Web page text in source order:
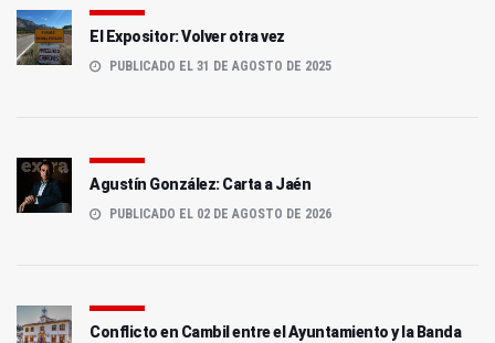
El Expositor: Volver otra vez
PUBLICADO EL 31 DE AGOSTO DE 2025
Agustín González: Carta a Jaén
PUBLICADO EL 02 DE AGOSTO DE 2026
Conflicto en Cambil entre el Ayuntamiento y la Banda